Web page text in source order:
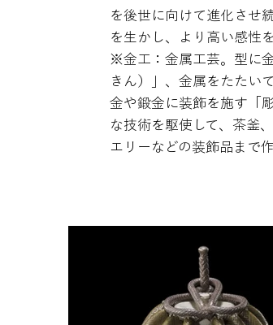
を後世に向けて進化させ
を生かし、より高い感性
※金工：金属工芸。型に
きん）」、金属をたたい
金や鍛金に装飾を施す「
な技術を駆使して、茶釜
エリーなどの装飾品まで